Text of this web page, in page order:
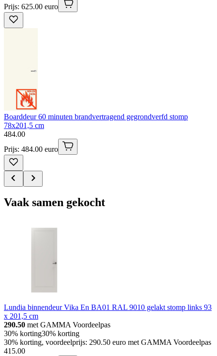
Prijs: 625.00 euro
Boarddeur 60 minuten brandvertragend gegrondverfd stomp
78x201,5 cm
484.00
Prijs: 484.00 euro
Vaak samen gekocht
Lundia binnendeur Vika En BA01 RAL 9010 gelakt stomp links 93
x 201,5 cm
290.50 met GAMMA Voordeelpas
30% korting30% korting
30% korting, voordeelprijs: 290.50 euro met GAMMA Voordeelpas
415.00